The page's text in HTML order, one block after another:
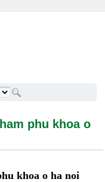
khoa o ha noi -
phu khoa o
khoa o ha noi